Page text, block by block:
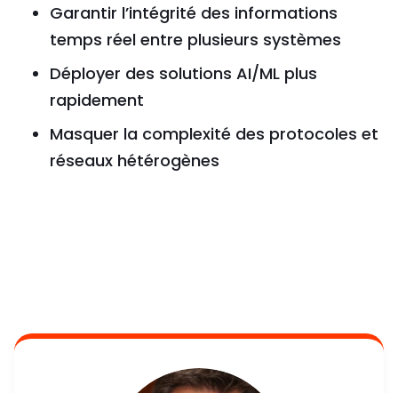
Garantir l’intégrité des informations
temps réel entre plusieurs systèmes
Déployer des solutions AI/ML plus
rapidement
Masquer la complexité des protocoles et
réseaux hétérogènes